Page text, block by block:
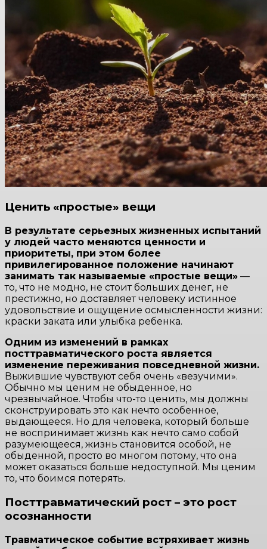
Ценить «простые» вещи
В результате серьезных жизненных испытаний
у людей часто меняются ценности и
приоритеты, при этом более
привилегированное положение начинают
занимать так называемые «простые вещи» —
то, что не модно, не стоит больших денег, не
престижно, но доставляет человеку истинное
удовольствие и ощущение осмысленности жизни:
краски заката или улыбка ребенка.
Одним из изменений в рамках
посттравматического роста является
изменение переживания повседневной жизни.
Выжившие чувствуют себя очень «везучими».
Обычно мы ценим не обыденное, но
чрезвычайное. Чтобы что-то ценить, мы должны
сконструировать это как нечто особенное,
выдающееся. Но для человека, который больше
не воспринимает жизнь как нечто само собой
разумеющееся, жизнь становится особой, не
обыденной, просто во многом потому, что она
может оказаться больше недоступной. Мы ценим
то, что боимся потерять.
Посттравматический рост – это рост
осознанности
Травматическое событие встряхивает жизнь